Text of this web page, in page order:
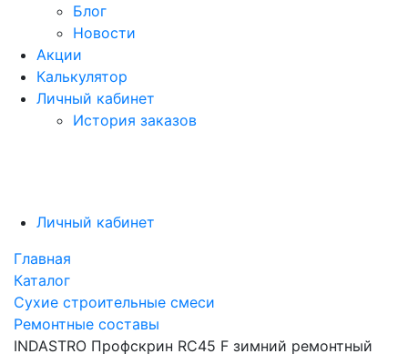
Блог
Новости
Акции
Калькулятор
Личный кабинет
История заказов
Личный кабинет
Главная
Каталог
Сухие строительные смеси
Ремонтные составы
INDASTRO Профскрин RC45 F зимний ремонтный